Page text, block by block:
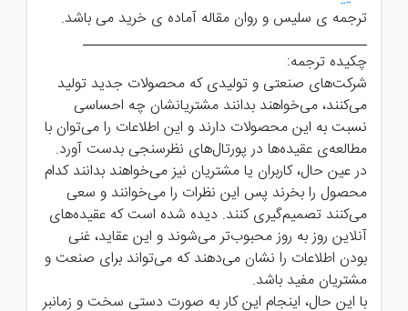
ترجمه ی سلیس و روان مقاله آماده ی خرید می باشد.
_______________________________________
چکیده ترجمه:
شرکت‌های صنعتی و تولیدی که محصولات جدید تولید
می‌کنند، می‌خواهند بدانند مشتریانشان چه احساسی
نسبت به این محصولات دارند و این اطلاعات را می‌توان با
مطالعه‌ی عقیده‌ها در پورتال‌های نظرسنجی بدست آورد.
در عین حال، کاربران یا مشتریان نیز می‌خواهند بدانند کدام
محصول را بخرند پس این نظرات را می‌خوانند و سعی
می‌کنند تصمیم‌گیری کنند. دیده شده است که عقیده‌های
آنلاین روز به روز محبوب‌تر می‌شوند و این عقاید، غنی
بودن اطلاعات را نشان می‌دهند که می‌تواند برای صنعت و
مشتریان مفید باشد.
با این حال، اینجام این کار به صورت دستی سخت و زمانبر